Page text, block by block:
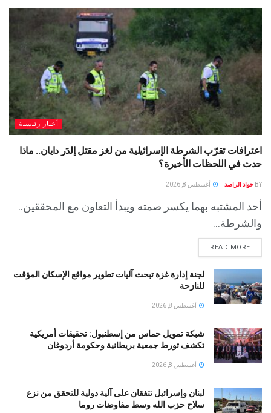
أخبار رئيسية
اعترافات تقرّب الشرطة الإسرائيلية من لغز مقتل إلدَر دايان.. ماذا
حدث في اللحظات الأخيرة؟
BY جواد الراصد أغسطس 8, 2026
أحد المشتبه بهما يكسر صمته ويبدأ التعاون مع المحققين..
والشرطة...
READ MORE
لجنة إدارة غزة تبحث آليات تطوير مواقع الإسكان المؤقت
للنازحة
أغسطس 8, 2026
شبكة تمويل حماس من إسطنبول: تحقيقات أمريكية
تكشف تورط جمعية بريطانية وحكومة أردوغان
أغسطس 8, 2026
لبنان وإسرائيل تتفقان على آلية دولية للتحقق من نزع
سلاح حزب الله وسط مفاوضات روما